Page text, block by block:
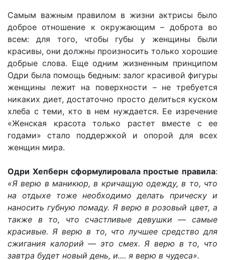
Самым важным правилом в жизни актрисы было
доброе отношение к окружающим – доброта во
всем: для того, чтобы губы у женщины были
красивы, они должны произносить только хорошие
добрые слова. Еще одним жизненным принципом
Одри была помощь бедным: залог красивой фигуры
женщины лежит на поверхности – не требуется
никаких диет, достаточно просто делиться куском
хлеба с теми, кто в нем нуждается. Ее изречение
«Женская красота только растет вместе с ее
годами» стало поддержкой и опорой для всех
женщин мира.
Одри Хепберн сформулировала простые правила:
«Я верю в маникюр, в кричащую одежду, в то, что
на отдыхе тоже необходимо делать прическу и
наносить губную помаду. Я верю в розовый цвет, а
также в то, что счастливые девушки — самые
красивые. Я верю в то, что лучшее средство для
сжигания калорий — это смех. Я верю в то, что
завтра будет новый день, и.... я верю в чудеса».